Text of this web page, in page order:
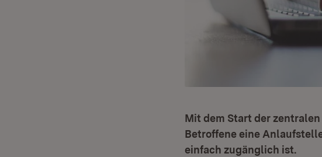
Mit dem Start der
Betroffene eine
einfach zugänglich ist.